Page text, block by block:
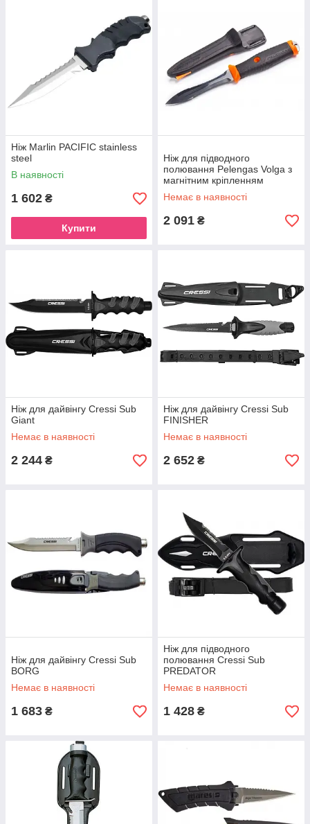
Ніж Marlin PACIFIC stainless
steel
В наявності
1 602 ₴
Купити
Ніж для підводного
полювання Pelengas Volga з
магнітним кріпленням
Немає в наявності
2 091 ₴
Ніж для дайвінгу Cressi Sub
Giant
Немає в наявності
2 244 ₴
Ніж для дайвінгу Cressi Sub
FINISHER
Немає в наявності
2 652 ₴
Ніж для дайвінгу Cressi Sub
BORG
Немає в наявності
1 683 ₴
Ніж для підводного
полювання Cressi Sub
PREDATOR
Немає в наявності
1 428 ₴